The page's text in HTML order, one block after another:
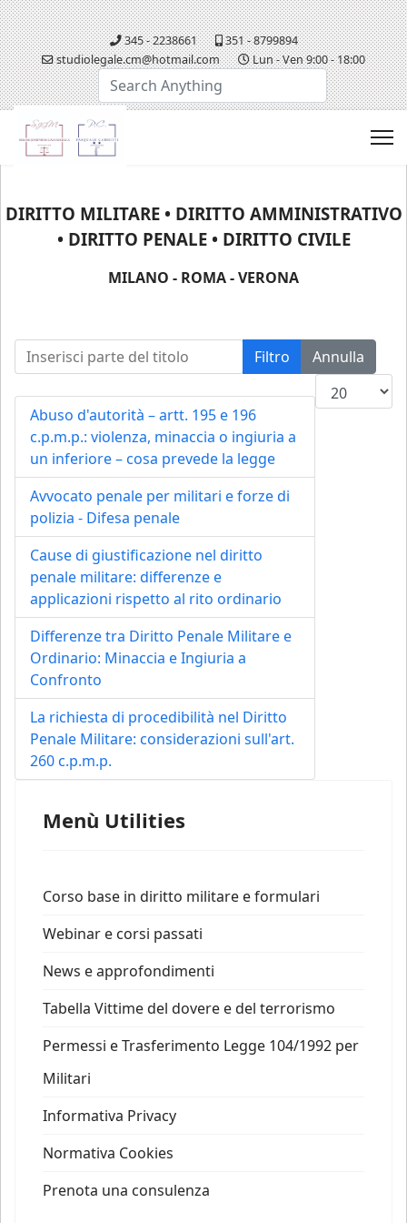
345 - 2238661
351 - 8799894
studiolegale.cm@hotmail.com
Lun - Ven 9:00 - 18:00
DIRITTO MILITARE • DIRITTO AMMINISTRATIVO
• DIRITTO PENALE • DIRITTO CIVILE
MILANO - ROMA - VERONA
Inserisci parte del titolo Filtro
Annulla
Visualizza n.
Abuso d'autorità – artt. 195 e 196
c.p.m.p.: violenza, minaccia o ingiuria a
un inferiore – cosa prevede la legge
Avvocato penale per militari e forze di
polizia - Difesa penale
Cause di giustificazione nel diritto
penale militare: differenze e
applicazioni rispetto al rito ordinario
Differenze tra Diritto Penale Militare e
Ordinario: Minaccia e Ingiuria a
Confronto
La richiesta di procedibilità nel Diritto
Penale Militare: considerazioni sull'art.
260 c.p.m.p.
Menù Utilities
Corso base in diritto militare e formulari
Webinar e corsi passati
News e approfondimenti
Tabella Vittime del dovere e del terrorismo
Permessi e Trasferimento Legge 104/1992 per
Militari
Informativa Privacy
Normativa Cookies
Prenota una consulenza